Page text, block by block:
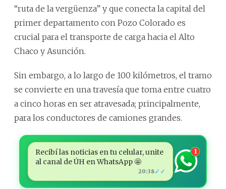
“ruta de la vergüenza” y que conecta la capital del
primer departamento con Pozo Colorado es
crucial para el transporte de carga hacia el Alto
Chaco y Asunción.
Sin embargo, a lo largo de 100 kilómetros, el tramo
se convierte en una travesía que toma entre cuatro
a cinco horas en ser atravesada; principalmente,
para los conductores de camiones grandes.
Recibí las noticias en tu celular, unite
al canal de ÚH en WhatsApp 🤩
20:38✓✓
1